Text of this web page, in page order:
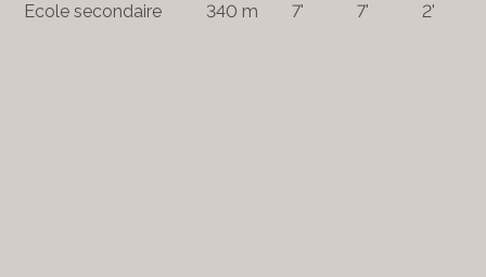
Ecole secondaire 340 m 7' 7' 2'